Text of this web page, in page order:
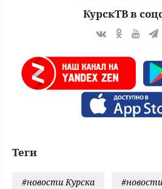
КурскТВ в
Теги
#новости Курска